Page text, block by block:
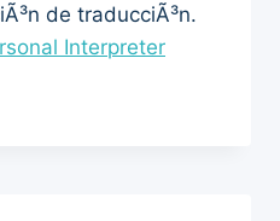
de traducciÃ³n.
Interpreter